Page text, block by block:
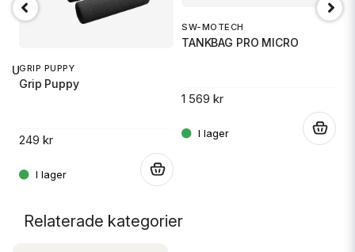
RUGRIP PUPPY
Grip Puppy
249 kr
SW-MOTECH
TANKBAG PRO MICRO
1 569 kr
Relaterade kategorier